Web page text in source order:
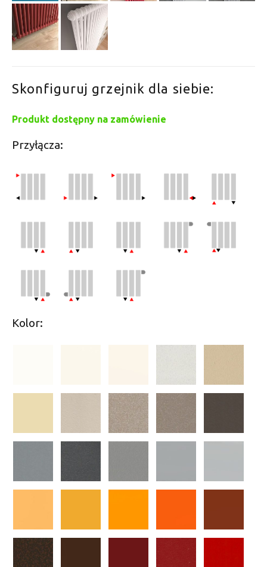
Skonfiguruj grzejnik dla siebie:
Produkt dostępny na zamówienie
Przyłącza:
Kolor: